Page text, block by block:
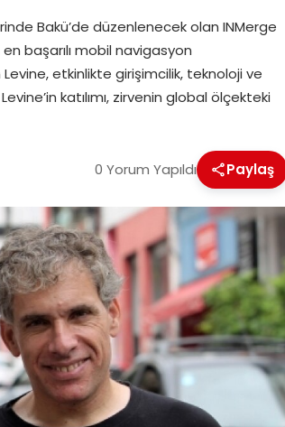
Bakü’de düzenlenecek olan INMerge
başarılı mobil navigasyon
etkinlikte girişimcilik, teknoloji ve
katılımı, zirvenin global ölçekteki
0 Yorum Yapıldı Paylaş